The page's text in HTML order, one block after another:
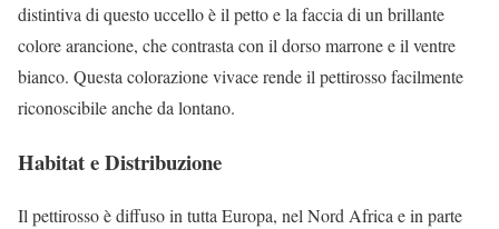
distintiva di questo uccello è il petto e la faccia di un brillante
colore arancione, che contrasta con il dorso marrone e il ventre
bianco. Questa colorazione vivace rende il pettirosso facilmente
riconoscibile anche da lontano.
Habitat e Distribuzione
Il pettirosso è diffuso in tutta Europa, nel Nord Africa e in parte